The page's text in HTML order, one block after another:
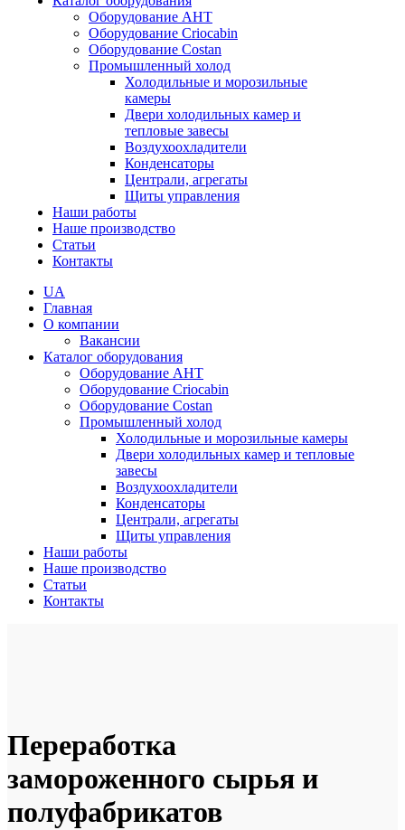
Оборудование AHT
Оборудование Criocabin
Оборудование Costan
Промышленный холод
Холодильные и морозильные
камеры
Двери холодильных камер и
тепловые завесы
Воздухоохладители
Конденсаторы
Централи, агрегаты
Щиты управления
Наши работы
Наше производство
Статьи
Контакты
UA
Главная
О компании
Вакансии
Каталог оборудования
Оборудование AHT
Оборудование Criocabin
Оборудование Costan
Промышленный холод
Холодильные и морозильные камеры
Двери холодильных камер и тепловые
завесы
Воздухоохладители
Конденсаторы
Централи, агрегаты
Щиты управления
Наши работы
Наше производство
Статьи
Контакты
Переработка
замороженного сырья и
полуфабрикатов